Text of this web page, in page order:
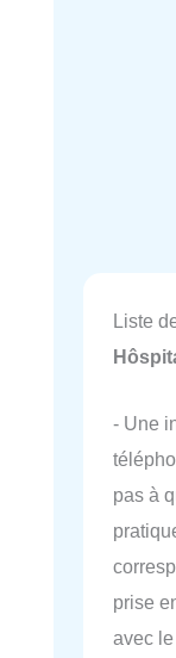
Liste
- Une
pas à
prise
avec